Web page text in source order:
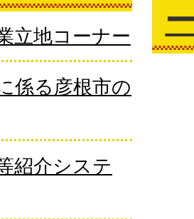
立地コーナー
係る彦根市の
紹介システ